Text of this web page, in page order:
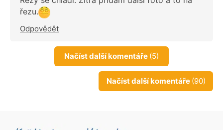
řezu.
Odpovědět
Načíst další komentáře (5)
Načíst další komentáře (90)